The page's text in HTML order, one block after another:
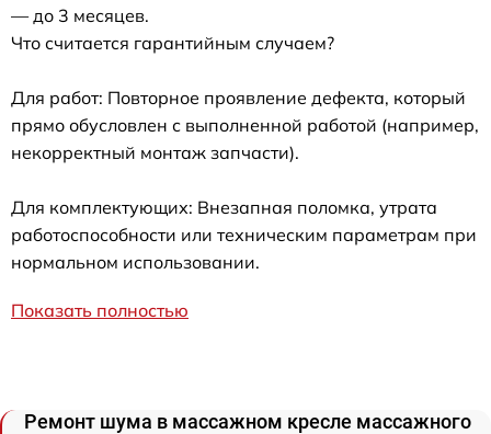
— до 3 месяцев.
Что считается гарантийным случаем?
Для работ: Повторное проявление дефекта, который
прямо обусловлен с выполненной работой (например,
некорректный монтаж запчасти).
Для комплектующих: Внезапная поломка, утрата
работоспособности или техническим параметрам при
нормальном использовании.
Показать полностью
Ремонт шума в массажном кресле массажного